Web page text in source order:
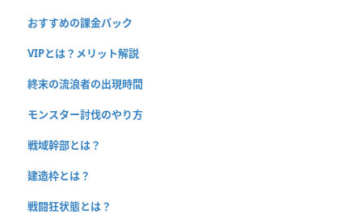
おすすめの課金パック
VIPとは？メリット解説
終末の流浪者の出現時間
モンスター討伐のやり方
戦域幹部とは？
建造枠とは？
戦闘狂状態とは？